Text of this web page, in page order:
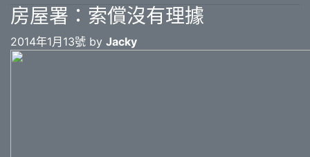
房屋署：索償沒有理據
2014年1月13號 by Jacky